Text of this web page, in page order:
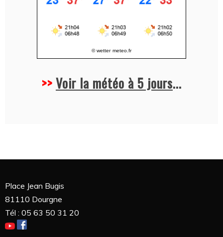
© wetter meteo.fr
>>Voir la météo à 5 jours...
Place Jean Bugis
81110 Dourgne
Tél : 05 63 50 31 20